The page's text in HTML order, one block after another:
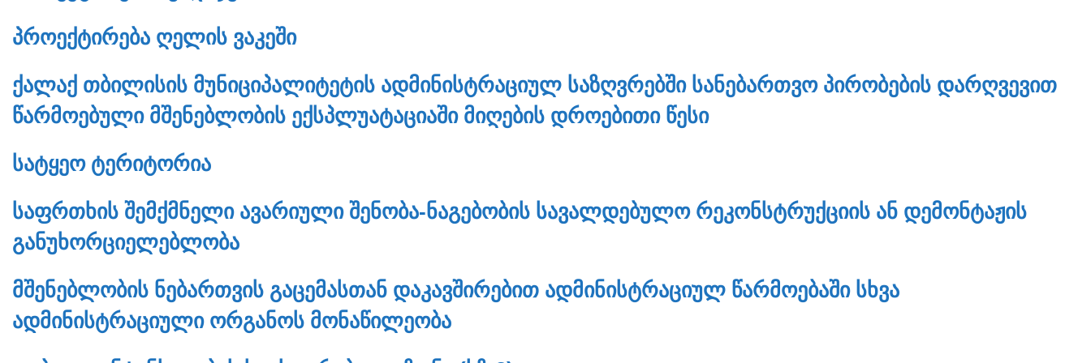
ᲞᲠᲝᲔᲥᲢᲘᲠᲔᲑᲐ ᲦᲔᲚᲘᲡ ᲕᲐᲙᲔᲨᲘ
ᲥᲐᲚᲐᲥ ᲗᲑᲘᲚᲘᲡᲘᲡ ᲛᲣᲜᲘᲪᲘᲞᲐᲚᲘᲢᲔᲢᲘᲡ ᲐᲓᲛᲘᲜᲘᲡᲢᲠᲐᲪᲘᲣᲚ ᲡᲐᲖᲦᲕᲠᲔᲑᲨᲘ ᲡᲐᲜᲔᲑᲐᲠᲗᲕᲝ ᲞᲘᲠᲝᲑᲔᲑᲘᲡ ᲓᲐᲠᲦᲕᲔᲕᲘᲗ
ᲬᲐᲠᲛᲝᲔᲑᲣᲚᲘ ᲛᲨᲔᲜᲔᲑᲚᲝᲑᲘᲡ ᲔᲥᲡᲞᲚᲣᲐᲢᲐᲪᲘᲐᲨᲘ ᲛᲘᲦᲔᲑᲘᲡ ᲓᲠᲝᲔᲑᲘᲗᲘ ᲬᲔᲡᲘ
ᲡᲐᲢᲧᲔᲝ ᲢᲔᲠᲘᲢᲝᲠᲘᲐ
ᲡᲐᲤᲠᲗᲮᲘᲡ ᲨᲔᲛᲥᲛᲜᲔᲚᲘ ᲐᲕᲐᲠᲘᲣᲚᲘ ᲨᲔᲜᲝᲑᲐ-ᲜᲐᲒᲔᲑᲝᲑᲘᲡ ᲡᲐᲕᲐᲚᲓᲔᲑᲣᲚᲝ ᲠᲔᲙᲝᲜᲡᲢᲠᲣᲥᲪᲘᲘᲡ ᲐᲜ ᲓᲔᲛᲝᲜᲢᲐᲟᲘᲡ
ᲒᲐᲜᲣᲮᲝᲠᲪᲘᲔᲚᲔᲑᲚᲝᲑᲐ
ᲛᲨᲔᲜᲔᲑᲚᲝᲑᲘᲡ ᲜᲔᲑᲐᲠᲗᲕᲘᲡ ᲒᲐᲪᲔᲛᲐᲡᲗᲐᲜ ᲓᲐᲙᲐᲕᲨᲘᲠᲔᲑᲘᲗ ᲐᲓᲛᲘᲜᲘᲡᲢᲠᲐᲪᲘᲣᲚ ᲬᲐᲠᲛᲝᲔᲑᲐᲨᲘ ᲡᲮᲕᲐ
ᲐᲓᲛᲘᲜᲘᲡᲢᲠᲐᲪᲘᲣᲚᲘ ᲝᲠᲒᲐᲜᲝᲡ ᲛᲝᲜᲐᲬᲘᲚᲔᲝᲑᲐ